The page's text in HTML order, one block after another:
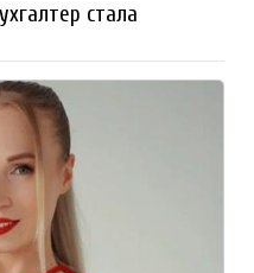
стала